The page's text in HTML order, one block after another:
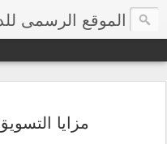
الموقع الرسمى
مزايا